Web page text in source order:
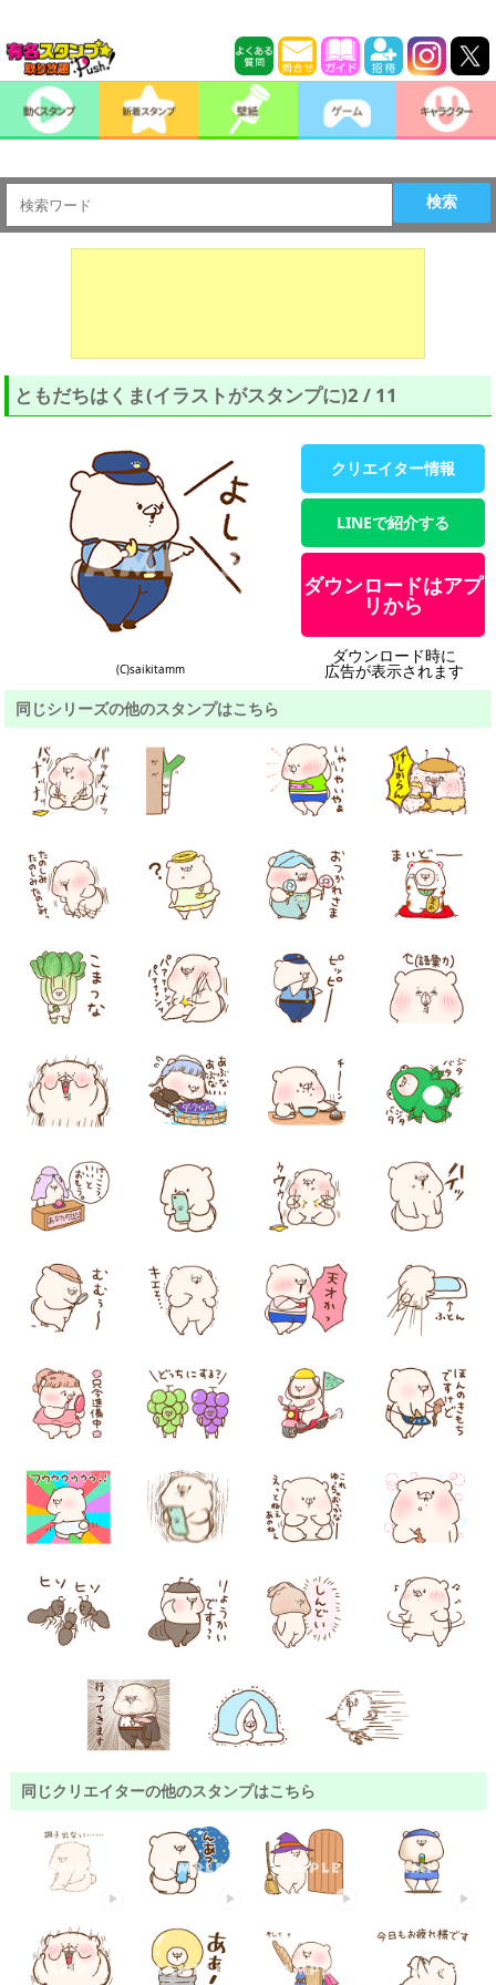
検索
ともだちはくま(イラストがスタンプに)2 / 11
(C)saikitamm
クリエイター情報
LINEで紹介する
ダウンロードはアプ
リから
ダウンロード時に
広告が表示されます
同じシリーズの他のスタンプはこちら
同じクリエイターの他のスタンプはこちら